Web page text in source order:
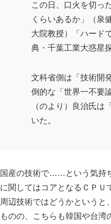
この日、口火を切っ
くらいあるか」（泉
大院教授）「ハード
典・千葉工業大惑星
文科省側は「技術開
倒的な「世界一不要
（のより）良治氏
いた。
国産の技術で……という気持
に関してはコアとなるＣＰＵ
周辺技術ではどうかというと
ものの、こちらも韓国や台湾